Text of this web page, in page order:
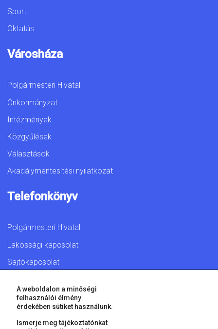
Sport
Oktatás
Városháza
Polgármesteri Hivatal
Önkormányzat
Intézmények
Közgyűlések
Választások
Akadálymentesítési nyilatkozat
Telefonkönyv
Polgármesteri Hivatal
Lakossági kapcsolat
Sajtókapcsolat
© 2026 Győr Megyei Jogú Város • Minden jog fenntartva!
A weboldalon a minőségi
felhasználói élmény
érdekében sütiket használunk.
Ismerje meg tájékoztatónkat